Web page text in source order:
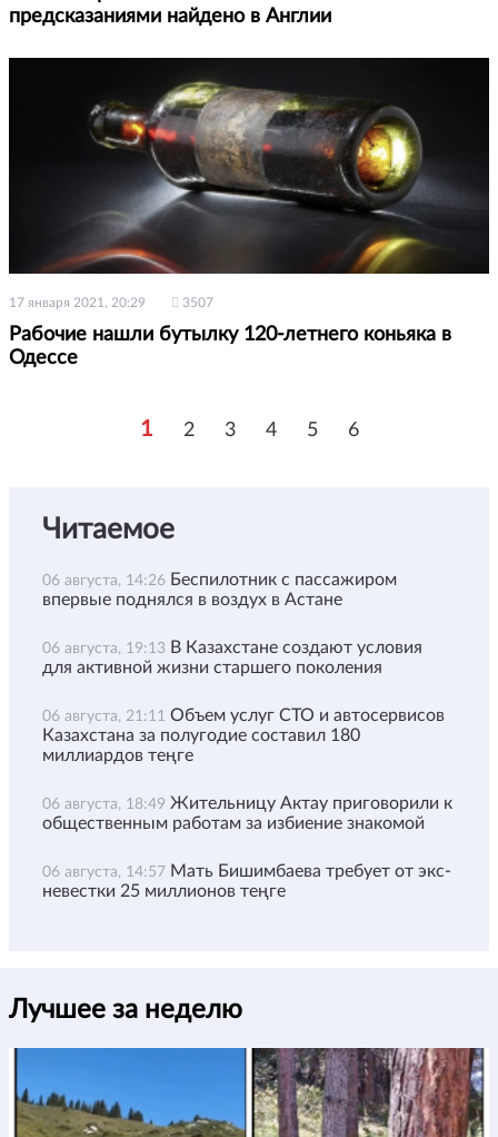
предсказаниями найдено в Англии
17 января 2021, 20:29 3507
Рабочие нашли бутылку 120-летнего коньяка в
Одессе
1 2 3 4 5 6
Читаемое
06 августа, 14:26 Беспилотник с пассажиром
впервые поднялся в воздух в Астане
06 августа, 19:13 В Казахстане создают условия
для активной жизни старшего поколения
06 августа, 21:11 Объем услуг СТО и автосервисов
Казахстана за полугодие составил 180
миллиардов теңге
06 августа, 18:49 Жительницу Актау приговорили к
общественным работам за избиение знакомой
06 августа, 14:57 Мать Бишимбаева требует от экс-
невестки 25 миллионов теңге
Лучшее за неделю